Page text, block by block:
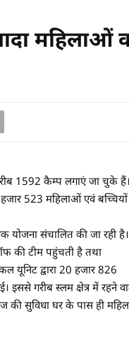
महिलाओं
1592 कैम्प लगाएं जा चुके हैं।
हजार 523 महिलाओं एवं
योजना संचालित की जा रही है।
की टीम पहुंचती है तथा
यूनिट द्वारा 20 हजार 826
गरीब स्लम क्षेत्र में रहने
की सुविधा घर के पास ही